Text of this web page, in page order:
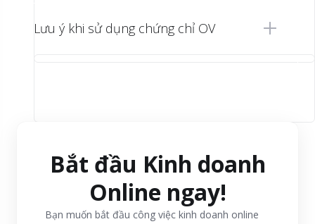
Lưu ý khi sử dụng chứng chỉ OV
Bắt đầu Kinh doanh
Online ngay!
Bạn muốn bắt đầu công việc kinh doanh online